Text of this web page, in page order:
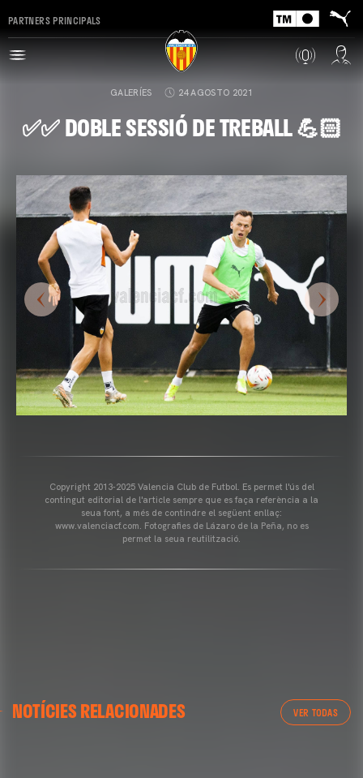
PARTNERS PRINCIPALS
GALERÍES 24 AGOSTO 2021
✅✅ DOBLE SESSIÓ DE TREBALL 💪🏻
Copyright 2013-2025 Valencia Club de Futbol. Es permet l'ús del
contingut editorial de l'article sempre que es faça referència a la
seua font, a més de contindre el següent enllaç:
www.valenciacf.com. Fotografies de Lázaro de la Peña, no es
permet la seua reutilització.
NOTÍCIES RELACIONADES VER TODAS
ARRIBADA A GRAN CANÀRIA
IMATGES DE L'ENTRENAMENT DEL VALENCIA CF
1/05/2025